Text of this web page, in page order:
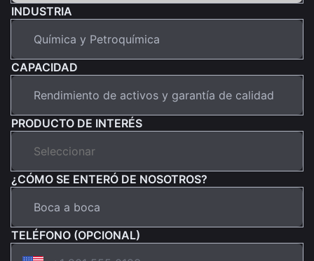
INDUSTRIA
CAPACIDAD
PRODUCTO DE INTERÉS
¿CÓMO SE ENTERÓ DE NOSOTROS?
TELÉFONO (OPCIONAL)